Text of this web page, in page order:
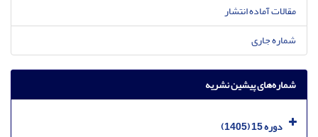
مقالات آماده انتشار
شماره جاری
شماره‌های پیشین نشریه
دوره 15 (1405)